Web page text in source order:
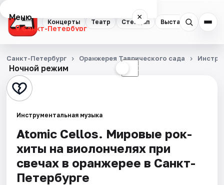
Концерты Театр Стендап Выставки
Меню ×
Санкт-Петербург
Концерты
Театр
Стендап
Квесты
Экскурсии
Ночной режим ☾
Санкт-Петербург Оранжерея Таврического сада
Инструментальная музыка
Atomic Cellos. Мировые рок-
хиты на виолончелях при
свечах в оранжерее в Санкт-
Петербурге